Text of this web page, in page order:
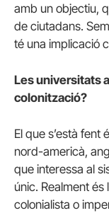
amb un objectiu,
de ciutadans.
té una implicació
Les universitats
colonització?
El que s’està fent
nord-americà,
que interessa al
únic. Realment és
colonialista o